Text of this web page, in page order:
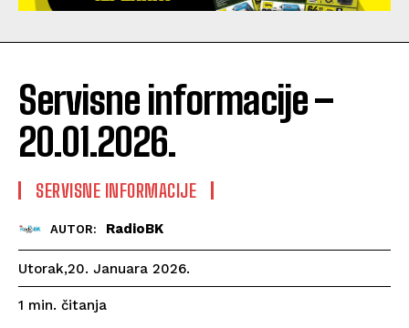
Servisne informacije –
20.01.2026.
SERVISNE INFORMACIJE
AUTOR: RadioBK
Utorak,20. Januara 2026.
1 min. čitanja